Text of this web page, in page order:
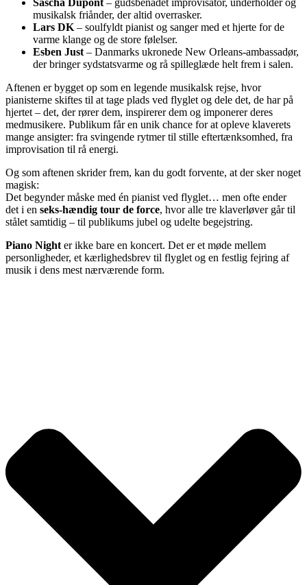
Sascha Dupont – gudsbenådet improvisator, underholder og
musikalsk friånder, der altid overrasker.
Lars DK – soulfyldt pianist og sanger med et hjerte for de
varme klange og de store følelser.
Esben Just – Danmarks ukronede New Orleans-ambassadør,
der bringer sydstatsvarme og rå spilleglæde helt frem i salen.
Aftenen er bygget op som en legende musikalsk rejse, hvor
pianisterne skiftes til at tage plads ved flyglet og dele det, de har på
hjertet – det, der rører dem, inspirerer dem og imponerer deres
medmusikere. Publikum får en unik chance for at opleve klaverets
mange ansigter: fra svingende rytmer til stille eftertænksomhed, fra
improvisation til rå energi.
Og som aftenen skrider frem, kan du godt forvente, at der sker noget
magisk:
Det begynder måske med én pianist ved flyglet… men ofte ender
det i en seks-hændig tour de force, hvor alle tre klaverløver går til
stålet samtidig – til publikums jubel og udelte begejstring.
Piano Night er ikke bare en koncert. Det er et møde mellem
personligheder, et kærlighedsbrev til flyglet og en festlig fejring af
musik i dens mest nærværende form.